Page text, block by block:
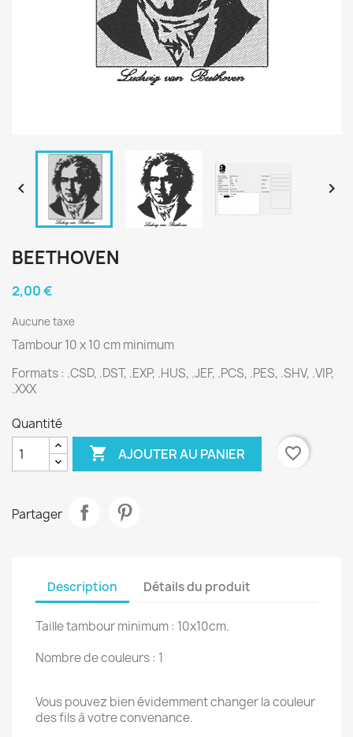
 
BEETHOVEN
2,00 €
Aucune taxe
Tambour 10 x 10 cm minimum
Formats : .CSD, .DST, .EXP, .HUS, .JEF, .PCS, .PES, .SHV, .VIP,
.XXX
Quantité
 AJOUTER AU PANIER favorite_border
Partager
Description Détails du produit
Taille tambour minimum : 10x10cm.
Nombre de couleurs : 1
Vous pouvez bien évidemment changer la couleur
des fils à votre convenance.